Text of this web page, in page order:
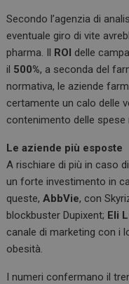
Secondo l’agenzia di
eventuale giro di vite
pharma. Il ROI delle
il 500%, a seconda del
normativa, le aziende
certamente un calo delle
contenimento delle spese
Le aziende più esposte
A rischiare di più in caso
un forte investimento in
queste,AbbVie, con
blockbuster Dupixent; Eli
canale di marketing con i
obesità.
I numeri confermano il